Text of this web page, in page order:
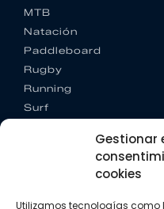
Gestionar
cookies
Utilizamos tecnologías
MTB
Natación
Paddleboard
Rugby
Running
Surf
CONTACTO